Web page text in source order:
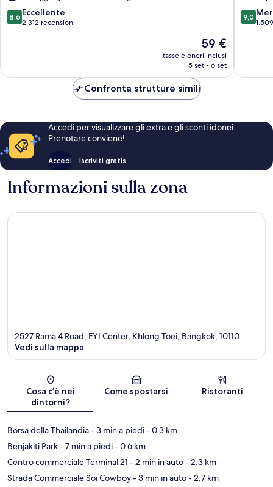
8.6
su
8,6 Eccellente
2.312 recensioni
Il
prezzo
attuale
59 €
tasse e oneri inclusi
5 set - 6 set
9.0
su
9,0
Confronta strutture simili
Accedi per visualizzare gli extra e gli sconti idonei.
Prenotare conviene!
Accedi Iscriviti gratis
Informazioni sulla zona
Mappa
2527 Rama 4 Road, FYI Center, Khlong Toei, Bangkok, 10110
Vedi sulla mappa
Cosa c’è nei
dintorni?
Come spostarsi Ristoranti
Borsa della Thailandia- 3 min a piedi- 0.3 km
Benjakiti Park- 7 min a piedi- 0.6 km
Centro commerciale Terminal 21 - 2 min in auto- 2.3 km
Strada Commerciale Soi Cowboy- 3 min in auto- 2.7 km